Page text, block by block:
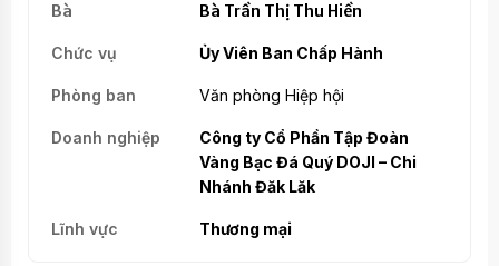
Bà Trần Thị Thu Hiền
Ủy Viên Ban Chấp Hành
Văn phòng Hiệp hội
Công ty Cổ Phần Tập Đoàn
Vàng Bạc Đá Quý DOJI – Chi
Nhánh Đăk Lăk
Thương mại